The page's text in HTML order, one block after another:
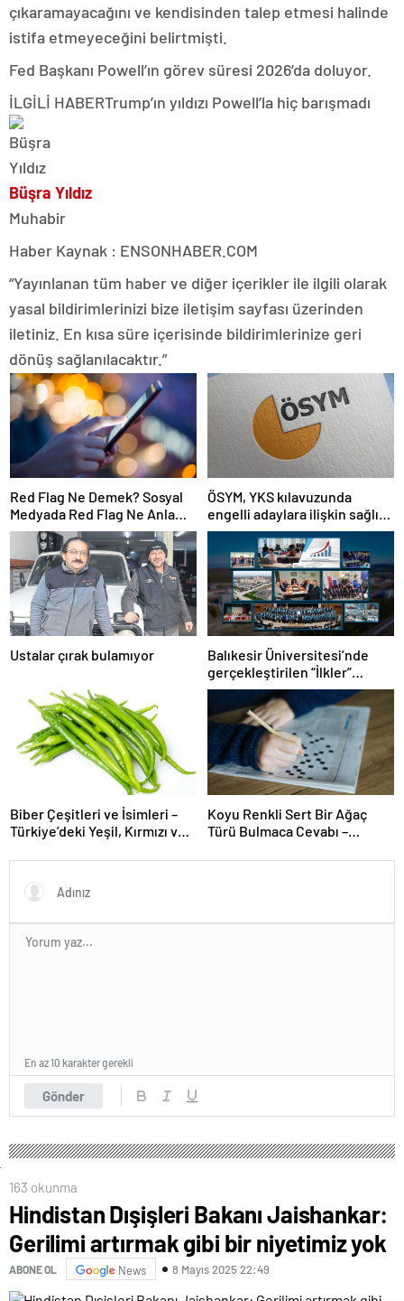
çıkaramayacağını ve kendisinden talep etmesi halinde
istifa etmeyeceğini belirtmişti.
Fed Başkanı Powell’ın görev süresi 2026’da doluyor.
İLGİLİ HABERTrump’ın yıldızı Powell’la hiç barışmadı
Büşra Yıldız
Muhabir
Haber Kaynak : ENSONHABER.COM
“Yayınlanan tüm haber ve diğer içerikler ile ilgili olarak
yasal bildirimlerinizi bize iletişim sayfası üzerinden
iletiniz. En kısa süre içerisinde bildirimlerinize geri
dönüş sağlanılacaktır.”
Red Flag Ne Demek? Sosyal
Medyada Red Flag Ne Anlama
Gelir?
ÖSYM, YKS kılavuzunda
engelli adaylara ilişkin sağlık
şartlarını güncelledi
Ustalar çırak bulamıyor
Balıkesir Üniversitesi’nde
gerçekleştirilen “İlkler”
üniversitenin geleceğini
şekillendiriyor
Biber Çeşitleri ve İsimleri –
Türkiye’deki Yeşil, Kırmızı ve
Koyu Renkli Sert Bir Ağaç
Türü Bulmaca Cevabı –
Bir Ağaç Türü
Gönder
En az 10 karakter gerekli
163 okunma
Hindistan Dışişleri Bakanı Jaishankar:
Gerilimi artırmak gibi bir niyetimiz yok
ABONE OL News 8 Mayıs 2025 22:49